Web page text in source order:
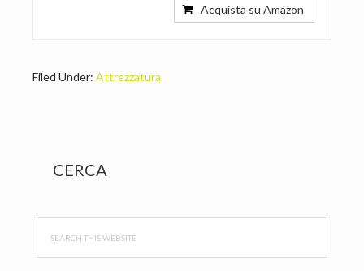
Acquista su Amazon
Filed Under: Attrezzatura
Primary
CERCA